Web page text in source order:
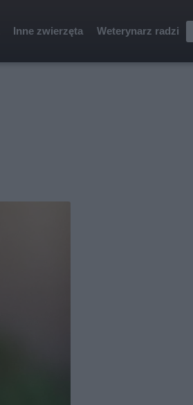
Inne zwierzęta Weterynarz radzi